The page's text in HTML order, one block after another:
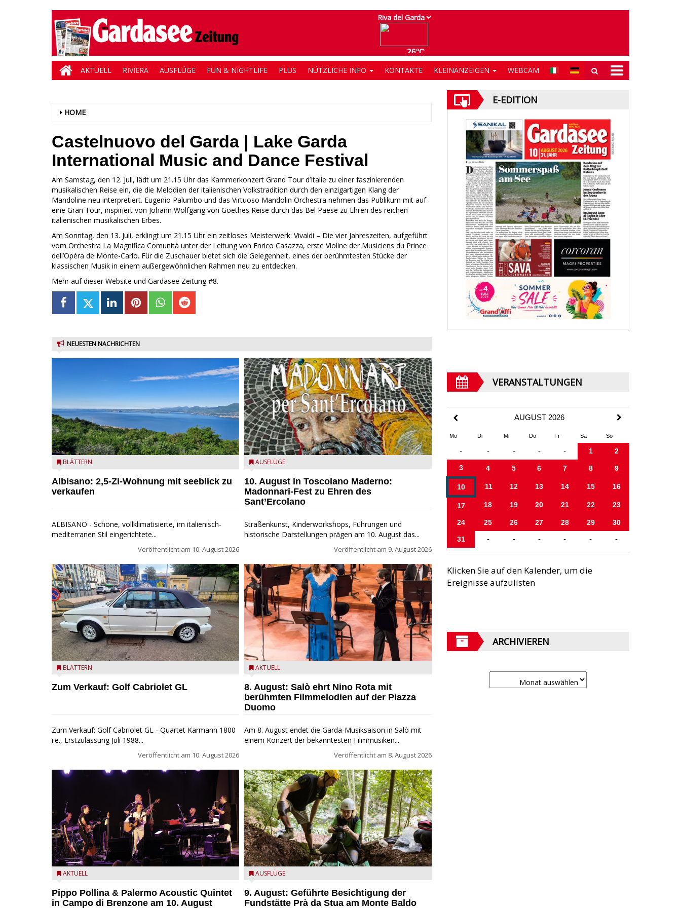
AKTUELL RIVIERA AUSFLÜGE FUN & NIGHTLIFE PLUS NÜTZLICHE INFO KONTAKTE KLEINANZEIGEN WEBCAM
HOME
Castelnuovo del Garda | Lake Garda
International Music and Dance Festival
Am Samstag, den 12. Juli, lädt um 21.15 Uhr das Kammerkonzert Grand Tour d’Italie zu einer faszinierenden
musikalischen Reise ein, die die Melodien der italienischen Volkstradition durch den einzigartigen Klang der
Mandoline neu interpretiert. Eugenio Palumbo und das Virtuoso Mandolin Orchestra nehmen das Publikum mit auf
eine Gran Tour, inspiriert von Johann Wolfgang von Goethes Reise durch das Bel Paese zu Ehren des reichen
italienischen musikalischen Erbes.
Am Sonntag, den 13. Juli, erklingt um 21.15 Uhr ein zeitloses Meisterwerk: Vivaldi – Die vier Jahreszeiten, aufgeführt
vom Orchestra La Magnifica Comunità unter der Leitung von Enrico Casazza, erste Violine der Musiciens du Prince
dell’Opéra de Monte-Carlo. Für die Zuschauer bietet sich die Gelegenheit, eines der berühmtesten Stücke der
klassischen Musik in einem außergewöhnlichen Rahmen neu zu entdecken.
Mehr auf dieser Website und Gardasee Zeitung #8.
NEUESTEN NACHRICHTEN
Seeblick
BLÄTTERN
Albisano: 2,5-Zi-Wohnung mit seeblick zu
verkaufen
ALBISANO - Schöne, vollklimatisierte, im italienisch-
mediterranen Stil eingerichtete...
Veröffentlicht am 10. August 2026
Golf Cabriolet zu verkaufen
BLÄTTERN
Zum Verkauf: Golf Cabriolet GL
Zum Verkauf: Golf Cabriolet GL - Quartet Karmann 1800
i.e., Erstzulassung Juli 1988...
Veröffentlicht am 10. August 2026
Pippo Pollina im Konzert mit dem Palermo Acoustic
AKTUELL
Pippo Pollina & Palermo Acoustic Quintet
in Campo di Brenzone am 10. August
Toscolano Maderno: "Madonnari per Sant'Ercolano"
AUSFLÜGE
10. August in Toscolano Maderno:
Madonnari-Fest zu Ehren des
Sant’Ercolano
Straßenkunst, Kinderworkshops, Führungen und
historische Darstellungen prägen am 10. August das...
Veröffentlicht am 9. August 2026
Estate Musicale del Garda: Salò ehrt Nino Rota
AKTUELL
8. August: Salò ehrt Nino Rota mit
berühmten Filmmelodien auf der Piazza
Duomo
Am 8. August endet die Garda-Musiksaison in Salò mit
einem Konzert der bekanntesten Filmmusiken...
Veröffentlicht am 8. August 2026
die archäologische Fundstätte Riparo Prà da Stua am
AUSFLÜGE
9. August: Geführte Besichtigung der
Fundstätte Prà da Stua am Monte Baldo
E-EDITION
VERANSTALTUNGEN
AUGUST 2026
Mo Di Mi Do Fr Sa So
- - - - - 1 2
3 4 5 6 7 8 9
10 11 12 13 14 15 16
17 18 19 20 21 22 23
24 25 26 27 28 29 30
31 - - - - - -
Klicken Sie auf den Kalender, um die
Ereignisse aufzulisten
ARCHIVIEREN